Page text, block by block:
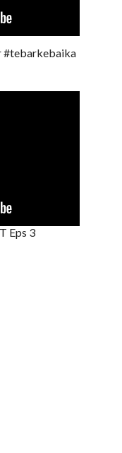
#tebarkebaika
Eps 3